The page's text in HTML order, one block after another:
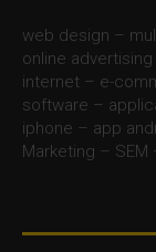
web design –
online
internet – e-
software –
iphone – app
Marketing – SEM